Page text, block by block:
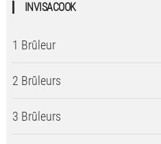
INVISACOOK
1 Brûleur
2 Brûleurs
3 Brûleurs